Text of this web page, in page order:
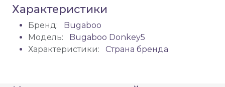
Характеристики
Бренд:
Bugaboo
Модель:
Bugaboo Donkey5
Характеристики:
Страна бренда